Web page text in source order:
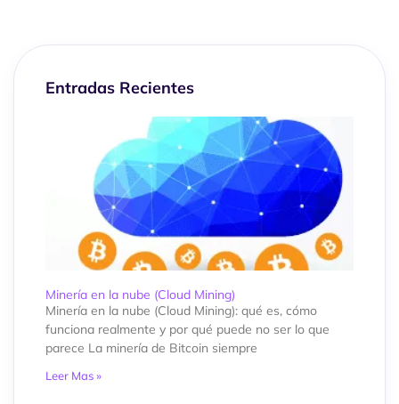
Entradas Recientes
Minería en la nube (Cloud Mining)
Minería en la nube (Cloud Mining): qué es, cómo
funciona realmente y por qué puede no ser lo que
parece La minería de Bitcoin siempre
Leer Mas »